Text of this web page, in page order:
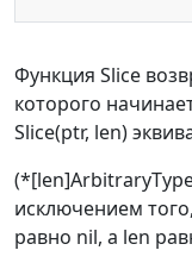
Функция Slice
которого
Slice(ptr, len)
исключением
равно nil, а len